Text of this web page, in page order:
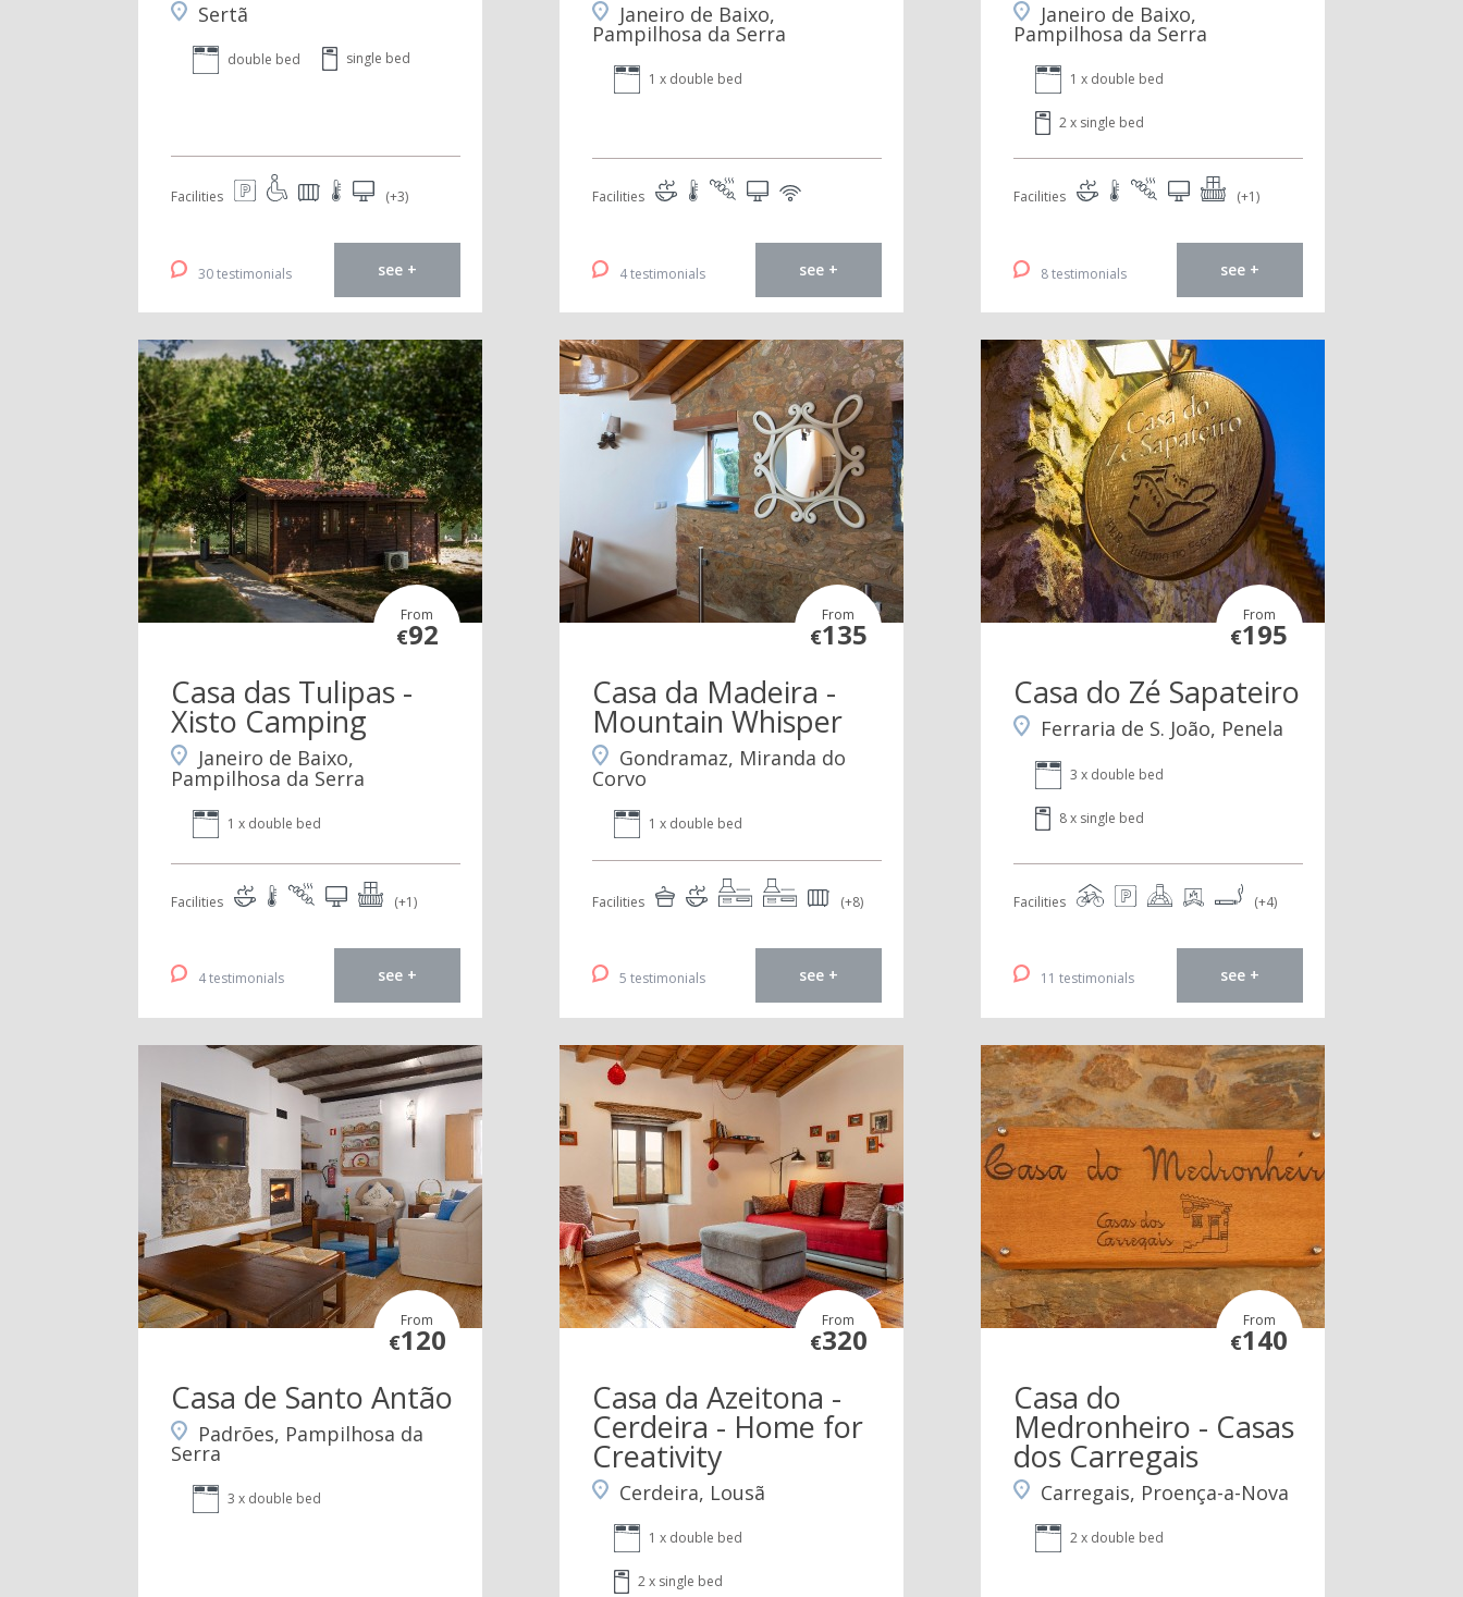
Sertã
double bed single bed
Facilities (+3)
30 testimonials see +
Janeiro de Baixo,
Pampilhosa da Serra
1 x double bed
Facilities
4 testimonials see +
Janeiro de Baixo,
Pampilhosa da Serra
1 x double bed
2 x single bed
Facilities (+1)
8 testimonials see +
From
€92
Casa das Tulipas -
Xisto Camping
Janeiro de Baixo,
Pampilhosa da Serra
1 x double bed
Facilities (+1)
4 testimonials see +
From
€135
Casa da Madeira -
Mountain Whisper
Gondramaz, Miranda do
Corvo
1 x double bed
Facilities (+8)
5 testimonials see +
From
€195
Casa do Zé Sapateiro
Ferraria de S. João, Penela
3 x double bed
8 x single bed
Facilities (+4)
11 testimonials see +
From
€120
Casa de Santo Antão
Padrões, Pampilhosa da
Serra
3 x double bed
From
€320
Casa da Azeitona -
Cerdeira - Home for
Creativity
Cerdeira, Lousã
1 x double bed
2 x single bed
From
€140
Casa do
Medronheiro - Casas
dos Carregais
Carregais, Proença-a-Nova
2 x double bed